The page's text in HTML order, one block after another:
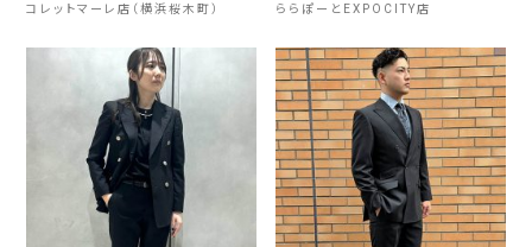
コレットマーレ店（横浜桜木町） ららぽーとEXPOCITY店